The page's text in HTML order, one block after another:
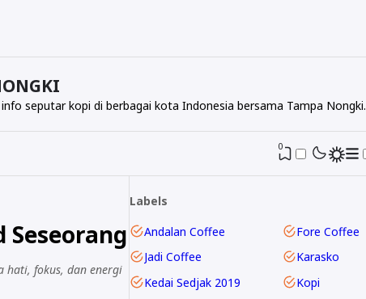
seputar kopi di berbagai kota Indonesia bersama Tampa Nongki.
0
hati, fokus, dan energi
Labels
Andalan Coffee
Fore Coffee
Jadi Coffee
Karasko
Kedai Sedjak 2019
Kopi